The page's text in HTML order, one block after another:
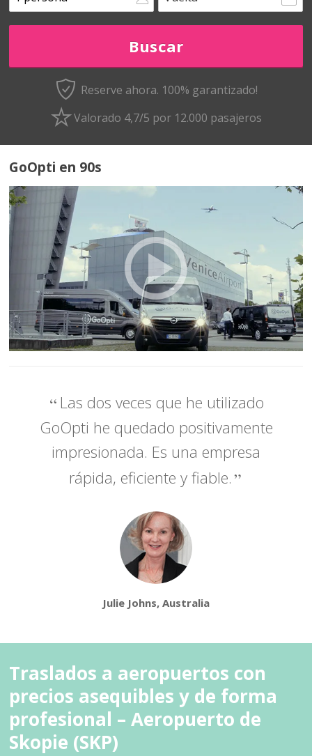
Reserve ahora. 100% garantizado!
Valorado 4,7/5 por 12.000 pasajeros
GoOpti en 90s
Las dos veces que he utilizado
GoOpti he quedado positivamente
impresionada. Es una empresa
rápida, eficiente y fiable.
Julie Johns, Australia
Traslados a aeropuertos con
precios asequibles y de forma
profesional – Aeropuerto de
Skopie (SKP)